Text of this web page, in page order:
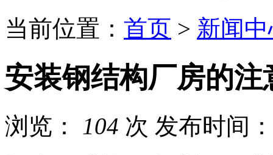
当前位置： 首页 > 新闻
安装钢结构厂房的注
浏览： 104 次 发布时间